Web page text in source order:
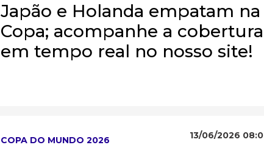
Japão e Holanda empatam na
Copa; acompanhe a cobertura
em tempo real no nosso site!
COPA DO MUNDO 2026 13/06/2026